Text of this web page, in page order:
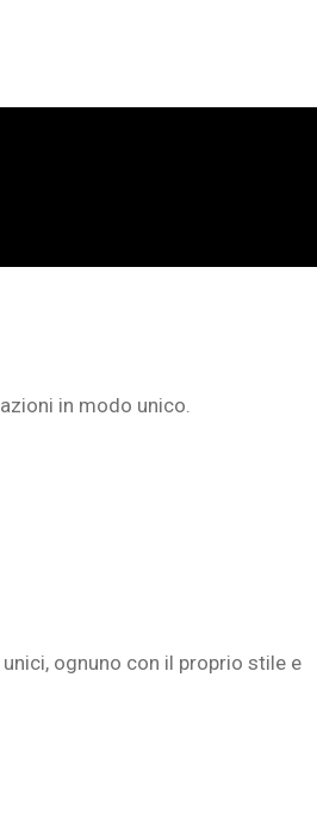
in modo unico.
ognuno con il proprio stile e